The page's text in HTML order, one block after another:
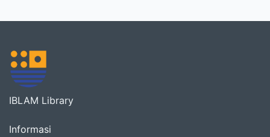
IBLAM Library
Informasi